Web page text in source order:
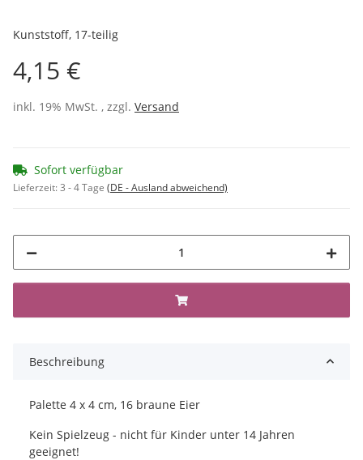
Kunststoff, 17-teilig
4,15 €
inkl. 19% MwSt. , zzgl. Versand
Sofort verfügbar
Lieferzeit:3 - 4 Tage (DE - Ausland abweichend)
Beschreibung
Palette 4 x 4 cm, 16 braune Eier
Kein Spielzeug - nicht für Kinder unter 14 Jahren
geeignet!